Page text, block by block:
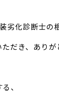
劣化診断士の
だき、ありが
、